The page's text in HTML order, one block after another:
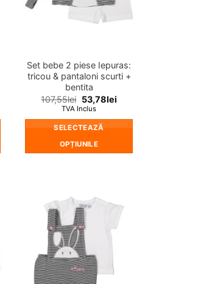
Set bebe 2 piese Iepuras:
tricou & pantaloni scurti +
bentita
107,55lei 53,78lei
TVA Inclus
SELECTEAZĂ
OPȚIUNILE
mai
multe
variații.
Opțiunile
pot
fi
Adauga
in
wishlist!